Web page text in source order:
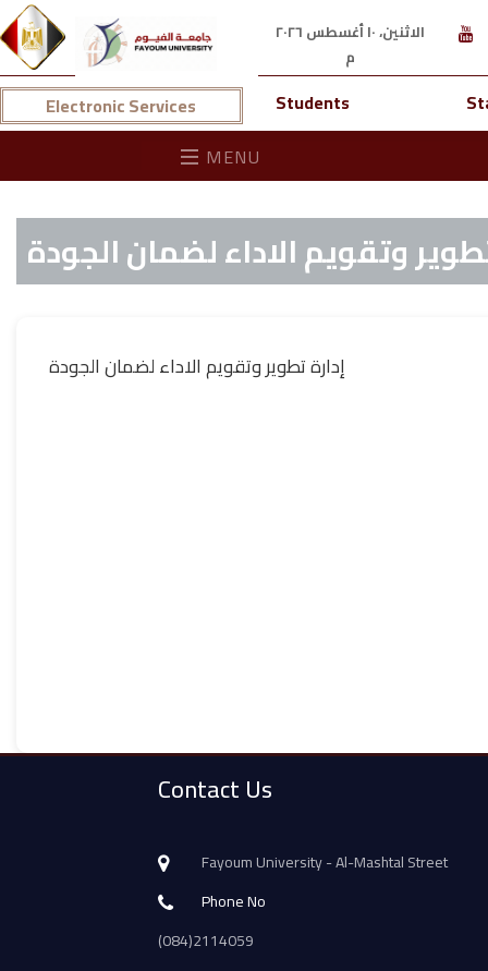
الاثنين، ١٠ أغسطس ٢٠٢٦
م
Electronic Services Students
MENU
وتقويم الاداء لضمان الجودة
إدارة تطوير وتقويم الاداء لضمان الجودة
Contact Us
Fayoum University - Al-Mashtal Street
Phone No
(084)2114059